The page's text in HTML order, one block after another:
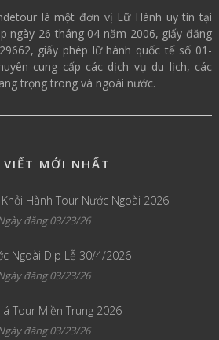
là một đơn vị Lữ Hành uy tín tại
ngày 26 tháng 04 năm 2006, giấy đăng
giấy phép lữ hành quốc tế số 01-
cung cấp các dịch vụ du lịch, các
trọng trong và ngoài nước.
VIẾT MỚI NHẤT
Khởi Hành Tour Nước Ngoài 2026
đăng 03/23/26
Ngoài Dịp Lễ 30/4/2026
đăng 03/23/26
Tour Miền Trung 2026
đăng 03/23/26